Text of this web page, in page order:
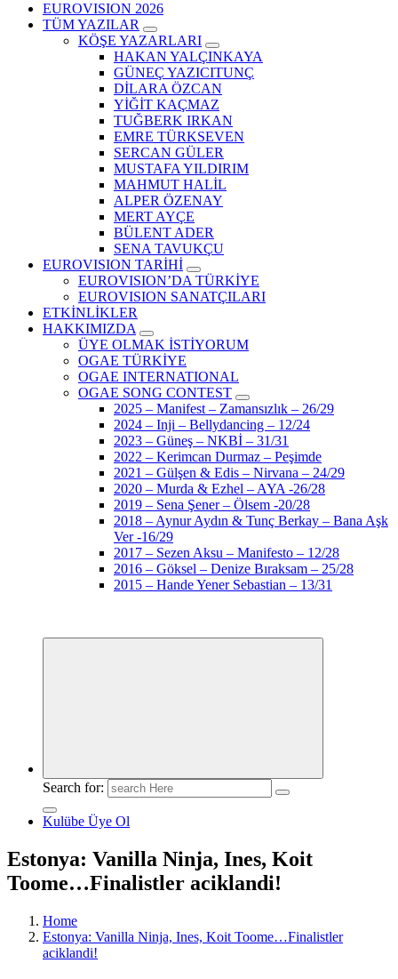
EUROVISION 2026
TÜM YAZILAR
KÖŞE YAZARLARI
HAKAN YALÇINKAYA
GÜNEÇ YAZICITUNÇ
DİLARA ÖZCAN
YİĞİT KAÇMAZ
TUĞBERK IRKAN
EMRE TÜRKSEVEN
SERCAN GÜLER
MUSTAFA YILDIRIM
MAHMUT HALİL
ALPER ÖZENAY
MERT AYÇE
BÜLENT ADER
SENA TAVUKÇU
EUROVISION TARİHİ
EUROVISION’DA TÜRKİYE
EUROVISION SANATÇILARI
ETKİNLİKLER
HAKKIMIZDA
ÜYE OLMAK İSTİYORUM
OGAE TÜRKİYE
OGAE INTERNATIONAL
OGAE SONG CONTEST
2025 – Manifest – Zamansızlık – 26/29
2024 – Inji – Bellydancing – 12/24
2023 – Güneş – NKBİ – 31/31
2022 – Kerimcan Durmaz – Peşimde
2021 – Gülşen & Edis – Nirvana – 24/29
2020 – Murda & Ezhel – AYA -26/28
2019 – Sena Şener – Ölsem -20/28
2018 – Aynur Aydın & Tunç Berkay – Bana Aşk
Ver -16/29
2017 – Sezen Aksu – Manifesto – 12/28
2016 – Göksel – Denize Bıraksam – 25/28
2015 – Hande Yener Sebastian – 13/31
Search for:
Kulübe Üye Ol
Estonya: Vanilla Ninja, Ines, Koit
Toome…Finalistler aciklandi!
Home
Estonya: Vanilla Ninja, Ines, Koit Toome…Finalistler
aciklandi!